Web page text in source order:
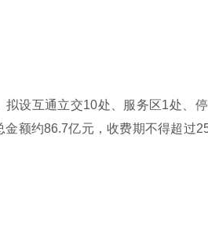
设互通立交10处、服务区1处、
额约86.7亿元，收费期不得超过